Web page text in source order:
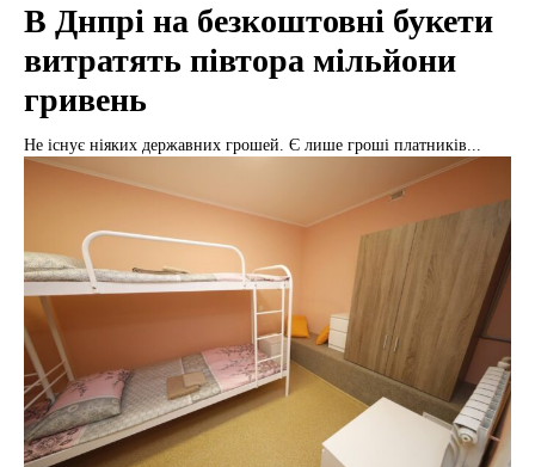
В Днпрі на безкоштовні букети
витратять півтора мільйони
гривень
Не існує ніяких державних грошей. Є лише гроші платників...